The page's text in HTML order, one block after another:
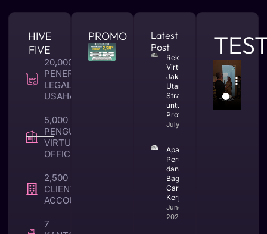
HIVE
FIVE
20,000 +
PENERBITAN
LEGALITAS
USAHA
5,000 +
PENGUNA
VIRTUAL
OFFICE
2,500 +
CLIENT TAX &
ACCOUNTING
7
PROMO
Latest
Post
Rekomendasi
Virtual Office
Jakarta
Utara yang
Strategis
untuk Bisnis
Profesional
July 23, 2026
Apa Itu CV
Perusahaan
dan
Bagaimana
Cara
Kerjanya
June 25,
2026